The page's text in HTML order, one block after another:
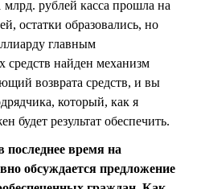
рублей касса прошла на
остатки образовались, но
главным
средств найден механизм
возврата средств, и вы
который, как я
будет результат обеспечить.
время на
обсуждается предложение